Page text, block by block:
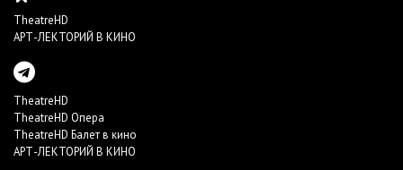
TheatreHD
АРТ-ЛЕКТОРИЙ В КИНО
TheatreHD
TheatreHD Опера
TheatreHD Балет в кино
АРТ-ЛЕКТОРИЙ В КИНО